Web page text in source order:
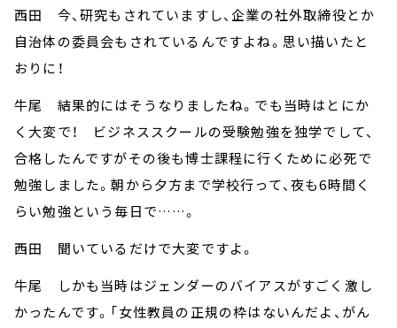
西田 今、研究もされていますし、企業の社外取締役とか
自治体の委員会もされているんですよね。思い描いたと
おりに！
牛尾 結果的にはそうなりましたね。でも当時はとにか
く大変で！ ビジネススクールの受験勉強を独学でして、
合格したんですがその後も博士課程に行くために必死で
勉強しました。朝から夕方まで学校行って、夜も6時間く
らい勉強という毎日で……。
西田 聞いているだけで大変ですよ。
牛尾 しかも当時はジェンダーのバイアスがすごく激し
かったんです。「女性教員の正規の枠はないんだよ、がん